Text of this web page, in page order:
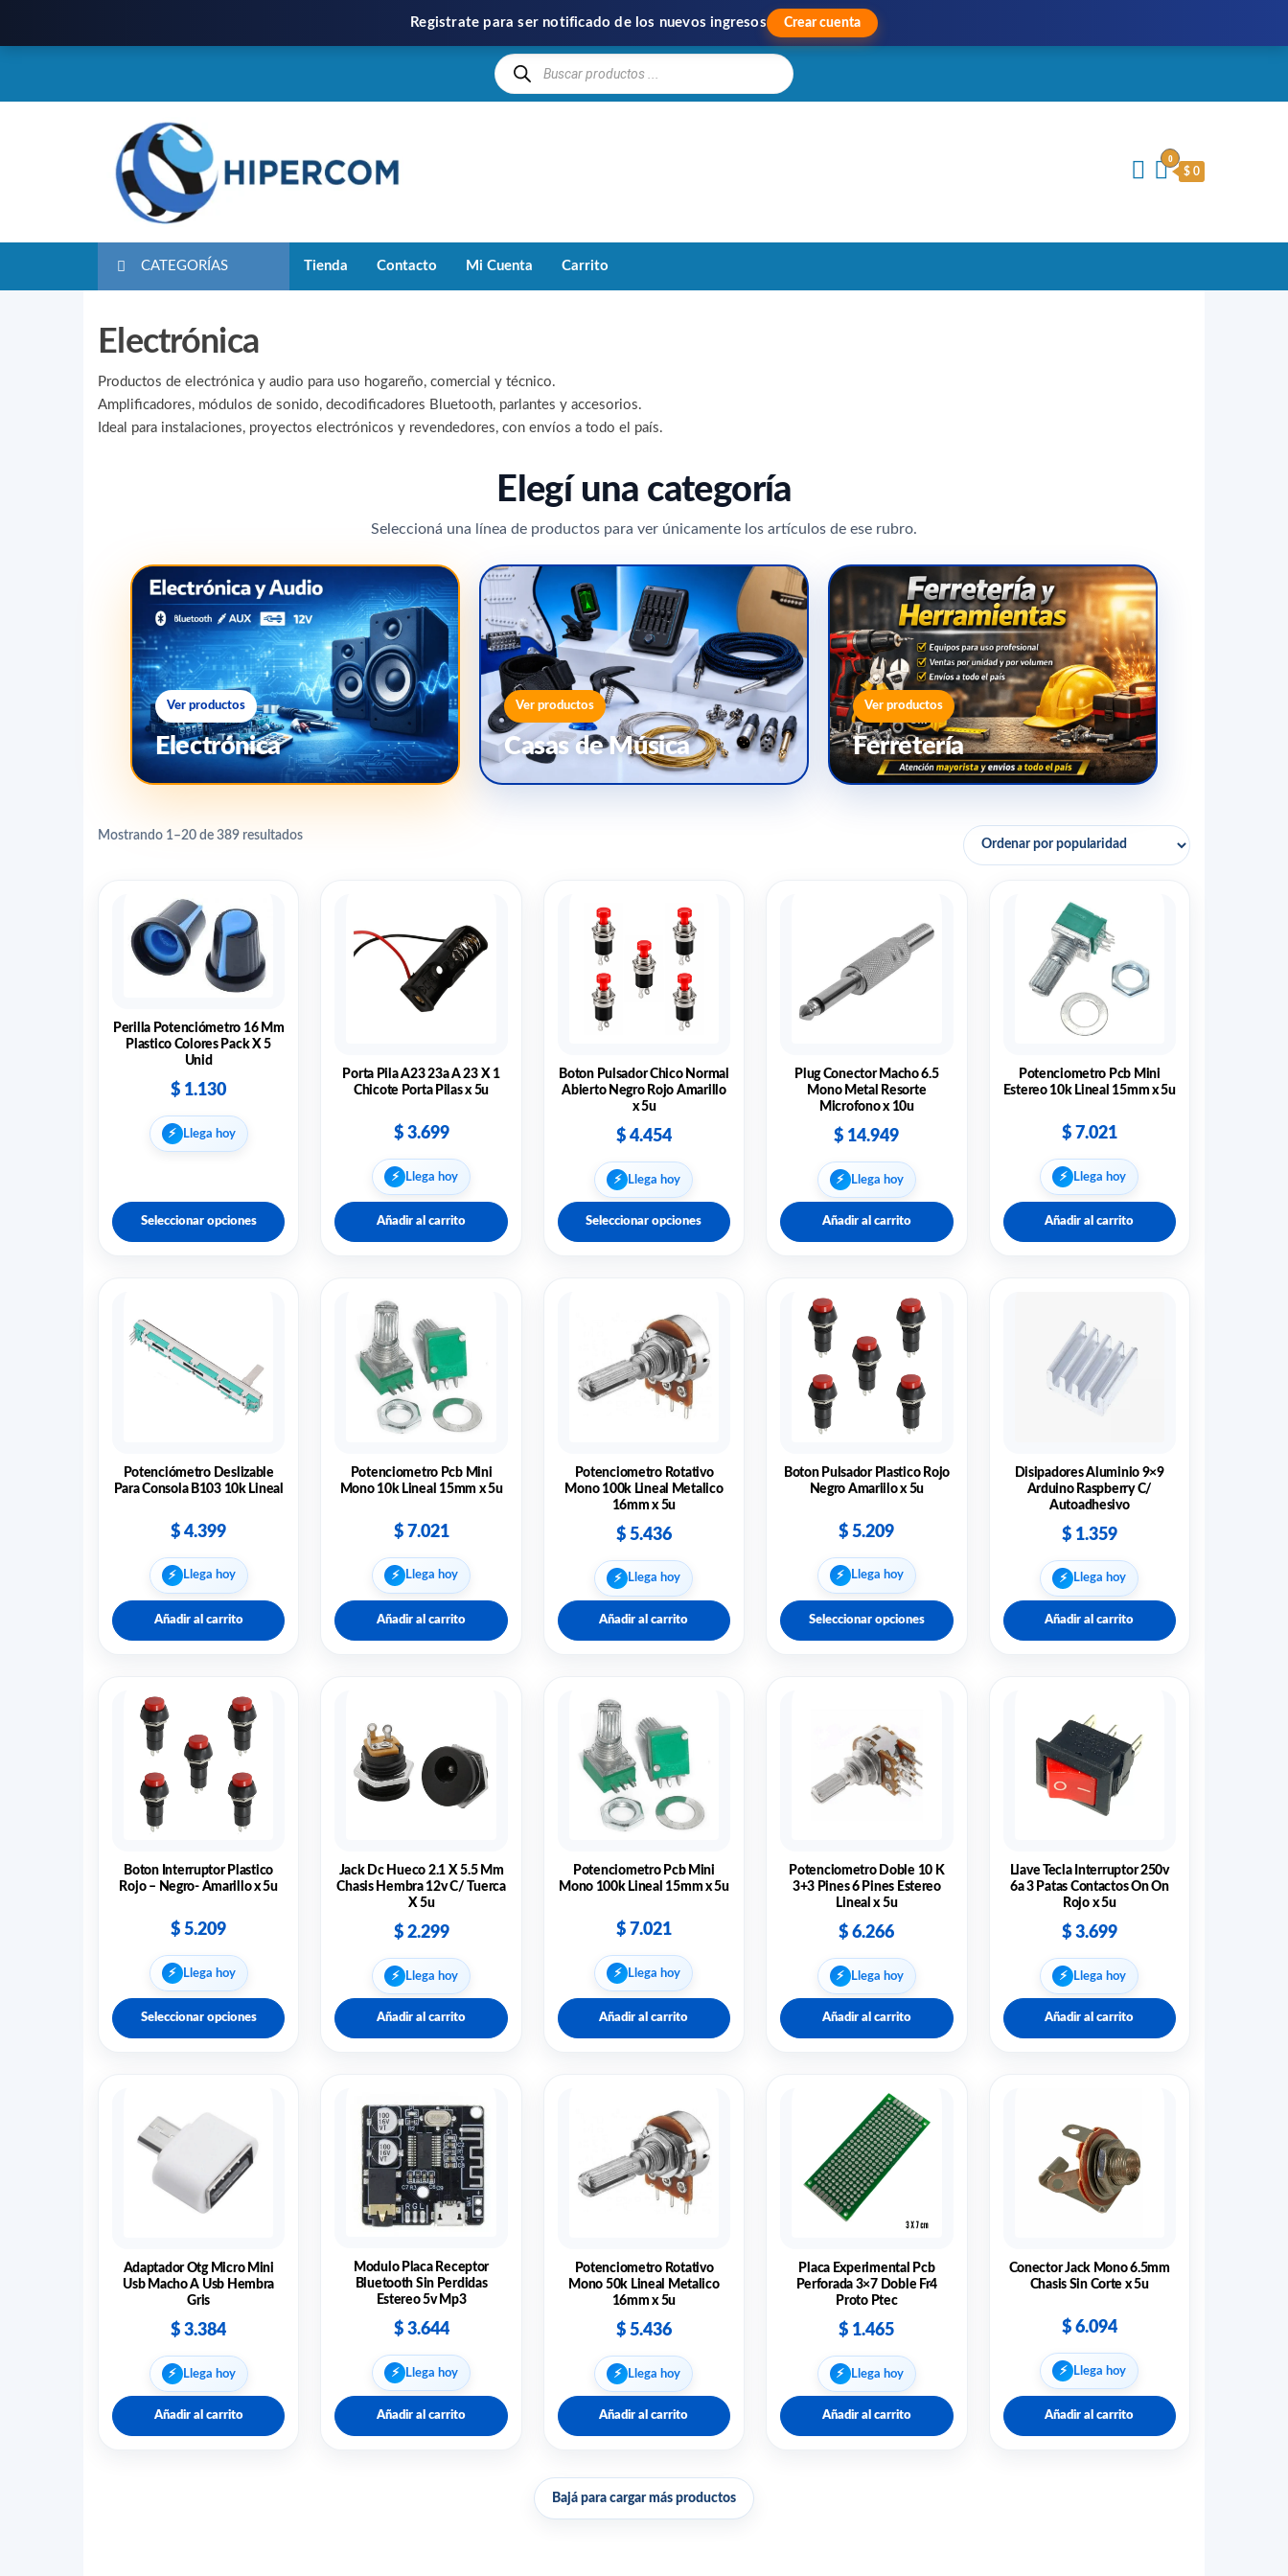
Registrate para ser notificado de los nuevos ingresos Crear cuenta
0
$ 0
CATEGORÍAS Tienda Contacto Mi Cuenta Carrito
Electrónica
Productos de electrónica y audio para uso hogareño, comercial y técnico.
Amplificadores, módulos de sonido, decodificadores Bluetooth, parlantes y accesorios.
Ideal para instalaciones, proyectos electrónicos y revendedores, con envíos a todo el país.
Elegí una categoría
Seleccioná una línea de productos para ver únicamente los artículos de ese rubro.
Ver productos
Electrónica
Ver productos
Casas de Música
Ver productos
Ferretería
Mostrando 1–20 de 389 resultados
Perilla Potenciómetro 16 Mm
Plastico Colores Pack X 5
Unid
$ 1.130
⚡︎ Llega hoy
Seleccionar opciones
Porta Pila A23 23a A 23 X 1
Chicote Porta Pilas x 5u
$3.699
⚡︎ Llega hoy
Añadir al carrito
Boton Pulsador Chico Normal
Abierto Negro Rojo Amarillo
x 5u
$4.454
⚡︎ Llega hoy
Seleccionar opciones
Plug Conector Macho 6.5
Mono Metal Resorte
Microfono x 10u
$ 14.949
⚡︎ Llega hoy
Añadir al carrito
Potenciometro Pcb Mini
Estereo 10k Lineal 15mm x 5u
$7.021
⚡︎ Llega hoy
Añadir al carrito
Potenciómetro Deslizable
Para Consola B103 10k Lineal
$ 4.399
⚡︎ Llega hoy
Añadir al carrito
Potenciometro Pcb Mini
Mono 10k Lineal 15mm x 5u
$7.021
⚡︎ Llega hoy
Añadir al carrito
Potenciometro Rotativo
Mono 100k Lineal Metalico
16mm x 5u
$5.436
⚡︎ Llega hoy
Añadir al carrito
Boton Pulsador Plastico Rojo
Negro Amariilo x 5u
$ 5.209
⚡︎ Llega hoy
Seleccionar opciones
Disipadores Aluminio 9×9
Arduino Raspberry C/
Autoadhesivo
$1.359
⚡︎ Llega hoy
Añadir al carrito
Boton Interruptor Plastico
Rojo – Negro- Amarillo x 5u
$ 5.209
⚡︎ Llega hoy
Seleccionar opciones
Jack Dc Hueco 2.1 X 5.5 Mm
Chasis Hembra 12v C/ Tuerca
X 5u
$2.299
⚡︎ Llega hoy
Añadir al carrito
Potenciometro Pcb Mini
Mono 100k Lineal 15mm x 5u
$7.021
⚡︎ Llega hoy
Añadir al carrito
Potenciometro Doble 10 K
3+3 Pines 6 Pines Estereo
Lineal x 5u
$ 6.266
⚡︎ Llega hoy
Añadir al carrito
Llave Tecla Interruptor 250v
6a 3 Patas Contactos On On
Rojo x 5u
$3.699
⚡︎ Llega hoy
Añadir al carrito
Adaptador Otg Micro Mini
Usb Macho A Usb Hembra
Gris
$ 3.384
⚡︎ Llega hoy
Añadir al carrito
Modulo Placa Receptor
Bluetooth Sin Perdidas
Estereo 5v Mp3
$3.644
⚡︎ Llega hoy
Añadir al carrito
Potenciometro Rotativo
Mono 50k Lineal Metalico
16mm x 5u
$5.436
⚡︎ Llega hoy
Añadir al carrito
Placa Experimental Pcb
Perforada 3×7 Doble Fr4
Proto Ptec
$ 1.465
⚡︎ Llega hoy
Añadir al carrito
Conector Jack Mono 6.5mm
Chasis Sin Corte x 5u
$6.094
⚡︎ Llega hoy
Añadir al carrito
Bajá para cargar más productos